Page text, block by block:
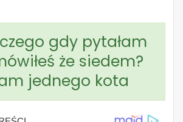
gdy pytałam
że siedem?
jednego kota